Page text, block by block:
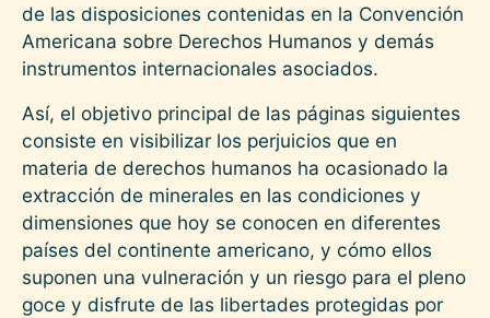
de las disposiciones contenidas en la Convención
Americana sobre Derechos Humanos y demás
instrumentos internacionales asociados.
Así, el objetivo principal de las páginas siguientes
consiste en visibilizar los perjuicios que en
materia de derechos humanos ha ocasionado la
extracción de minerales en las condiciones y
dimensiones que hoy se conocen en diferentes
países del continente americano, y cómo ellos
suponen una vulneración y un riesgo para el pleno
goce y disfrute de las libertades protegidas por